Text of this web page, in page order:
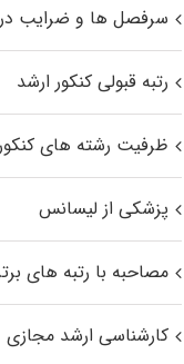
سرفصل ها و ضرایب
رتبه قبولی کنکور ارشد
ظرفیت رشته های
پزشکی از لیسانس
مصاحبه با رتبه های
کارشناسی ارشد مجازی